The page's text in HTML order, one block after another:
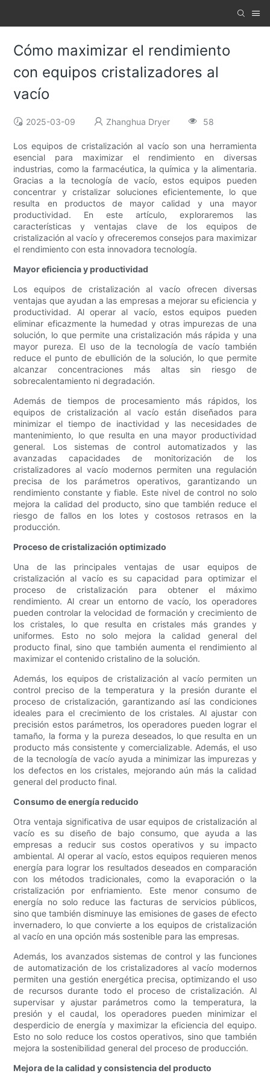
Cómo maximizar el rendimiento
con equipos cristalizadores al
vacío
2025-03-09 Zhanghua Dryer 58
Los equipos de cristalización al vacío son una herramienta
esencial para maximizar el rendimiento en diversas
industrias, como la farmacéutica, la química y la alimentaria.
Gracias a la tecnología de vacío, estos equipos pueden
concentrar y cristalizar soluciones eficientemente, lo que
resulta en productos de mayor calidad y una mayor
productividad. En este artículo, exploraremos las
características y ventajas clave de los equipos de
cristalización al vacío y ofreceremos consejos para maximizar
el rendimiento con esta innovadora tecnología.
Mayor eficiencia y productividad
Los equipos de cristalización al vacío ofrecen diversas
ventajas que ayudan a las empresas a mejorar su eficiencia y
productividad. Al operar al vacío, estos equipos pueden
eliminar eficazmente la humedad y otras impurezas de una
solución, lo que permite una cristalización más rápida y una
mayor pureza. El uso de la tecnología de vacío también
reduce el punto de ebullición de la solución, lo que permite
alcanzar concentraciones más altas sin riesgo de
sobrecalentamiento ni degradación.
Además de tiempos de procesamiento más rápidos, los
equipos de cristalización al vacío están diseñados para
minimizar el tiempo de inactividad y las necesidades de
mantenimiento, lo que resulta en una mayor productividad
general. Los sistemas de control automatizados y las
avanzadas capacidades de monitorización de los
cristalizadores al vacío modernos permiten una regulación
precisa de los parámetros operativos, garantizando un
rendimiento constante y fiable. Este nivel de control no solo
mejora la calidad del producto, sino que también reduce el
riesgo de fallos en los lotes y costosos retrasos en la
producción.
Proceso de cristalización optimizado
Una de las principales ventajas de usar equipos de
cristalización al vacío es su capacidad para optimizar el
proceso de cristalización para obtener el máximo
rendimiento. Al crear un entorno de vacío, los operadores
pueden controlar la velocidad de formación y crecimiento de
los cristales, lo que resulta en cristales más grandes y
uniformes. Esto no solo mejora la calidad general del
producto final, sino que también aumenta el rendimiento al
maximizar el contenido cristalino de la solución.
Además, los equipos de cristalización al vacío permiten un
control preciso de la temperatura y la presión durante el
proceso de cristalización, garantizando así las condiciones
ideales para el crecimiento de los cristales. Al ajustar con
precisión estos parámetros, los operadores pueden lograr el
tamaño, la forma y la pureza deseados, lo que resulta en un
producto más consistente y comercializable. Además, el uso
de la tecnología de vacío ayuda a minimizar las impurezas y
los defectos en los cristales, mejorando aún más la calidad
general del producto final.
Consumo de energía reducido
Otra ventaja significativa de usar equipos de cristalización al
vacío es su diseño de bajo consumo, que ayuda a las
empresas a reducir sus costos operativos y su impacto
ambiental. Al operar al vacío, estos equipos requieren menos
energía para lograr los resultados deseados en comparación
con los métodos tradicionales, como la evaporación o la
cristalización por enfriamiento. Este menor consumo de
energía no solo reduce las facturas de servicios públicos,
sino que también disminuye las emisiones de gases de efecto
invernadero, lo que convierte a los equipos de cristalización
al vacío en una opción más sostenible para las empresas.
Además, los avanzados sistemas de control y las funciones
de automatización de los cristalizadores al vacío modernos
permiten una gestión energética precisa, optimizando el uso
de recursos durante todo el proceso de cristalización. Al
supervisar y ajustar parámetros como la temperatura, la
presión y el caudal, los operadores pueden minimizar el
desperdicio de energía y maximizar la eficiencia del equipo.
Esto no solo reduce los costos operativos, sino que también
mejora la sostenibilidad general del proceso de producción.
Mejora de la calidad y consistencia del producto